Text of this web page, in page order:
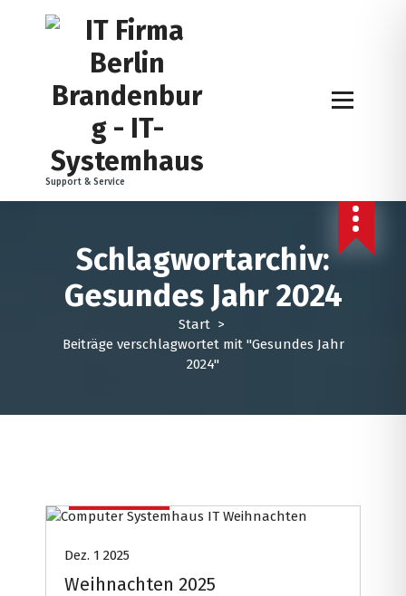
Support & Service
Schlagwortarchiv:
Gesundes Jahr 2024
Start>
Beiträge verschlagwortet mit "Gesundes Jahr
2024"
Dez. 1 2025
Weihnachten 2025